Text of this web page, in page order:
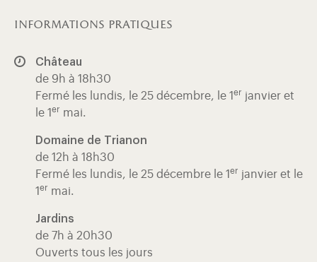
informations pratiques
Château
de 9h à 18h30
Fermé les lundis, le 25 décembre, le 1 er janvier et
le 1 er mai.
Domaine de Trianon
de 12h à 18h30
Fermé les lundis, le 25 décembre le 1 er janvier et le
1 er mai.
Jardins
de 7h à 20h30
Ouverts tous les jours